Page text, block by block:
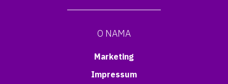
O NAMA
Marketing
Impressum